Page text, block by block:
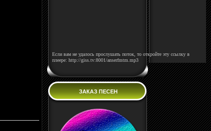
Если вам не удалось прослушать поток, то откройте эту ссылку в
плеере: http://giss.tv:8001/anserfmtm.mp3
ЗАКАЗ ПЕСЕН